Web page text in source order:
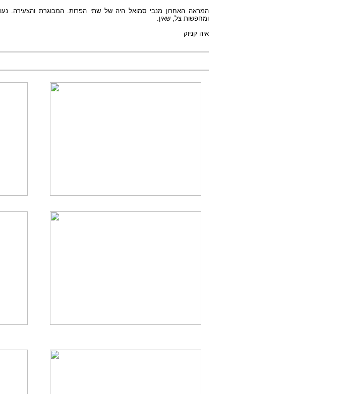
המראה האחרון מנבי סמואל היה של שתי הפרות. המבוגרת והצעירה.
ומחפשות צל, שאין.
איה קניוק